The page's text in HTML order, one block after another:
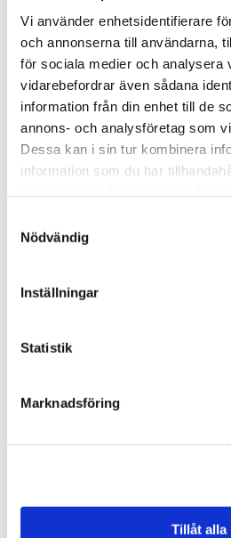
Vi använder enhetsidentifierare
och annonserna till användarna,
för sociala medier och analysera
vidarebefordrar även sådana
information från din enhet till de
annons- och analysföretag som
Dessa kan i sin tur kombinera
information som du har
Nödvändig
Inställningar
Statistik
Marknadsföring
Tillåt alla